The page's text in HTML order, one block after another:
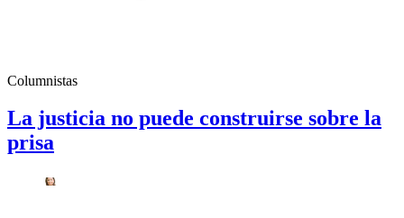
Columnistas
La justicia no puede construirse sobre la
prisa